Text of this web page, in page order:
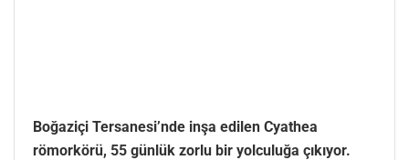
Boğaziçi Tersanesi’nde inşa edilen Cyathea
römorkörü, 55 günlük zorlu bir yolculuğa çıkıyor.